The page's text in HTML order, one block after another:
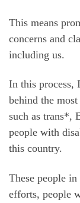
This means
concerns and
including us.
In this process,
behind the
such as trans*,
people with
this country.
These people
efforts, people